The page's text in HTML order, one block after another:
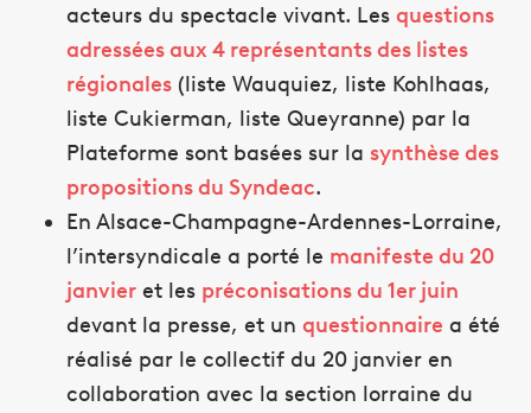
acteurs du spectacle vivant. Les questions
adressées aux 4 représentants des listes
régionales (liste Wauquiez, liste Kohlhaas,
liste Cukierman, liste Queyranne) par la
Plateforme sont basées sur la synthèse des
propositions du Syndeac.
En Alsace-Champagne-Ardennes-Lorraine,
l’intersyndicale a porté le manifeste du 20
janvier et les préconisations du 1er juin
devant la presse, et un questionnaire a été
réalisé par le collectif du 20 janvier en
collaboration avec la section lorraine du